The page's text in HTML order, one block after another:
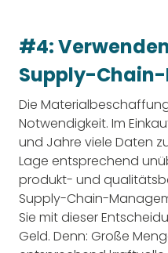
#4:
Supply-
Die
Notwendigkeit. Im
und Jahre viele Daten
Lage entsprechend
produkt- und
Supply-Chain-
Sie mit dieser
Geld. Denn: Große